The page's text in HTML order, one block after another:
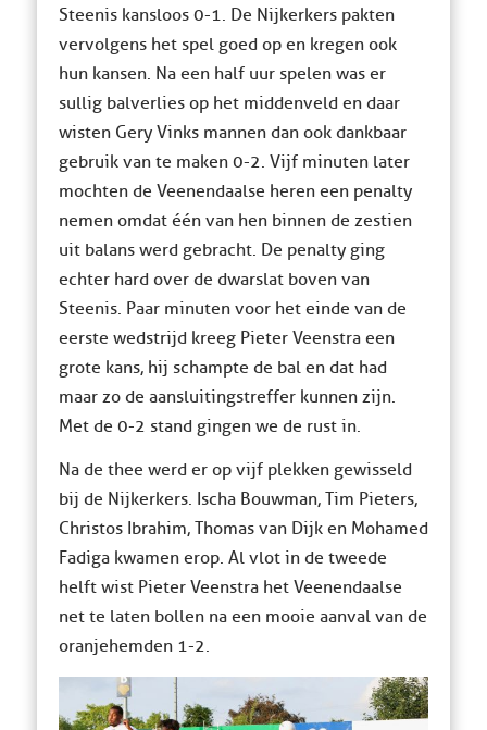
Steenis kansloos 0-1. De Nijkerkers pakten
vervolgens het spel goed op en kregen ook
hun kansen. Na een half uur spelen was er
sullig balverlies op het middenveld en daar
wisten Gery Vinks mannen dan ook dankbaar
gebruik van te maken 0-2. Vijf minuten later
mochten de Veenendaalse heren een penalty
nemen omdat één van hen binnen de zestien
uit balans werd gebracht. De penalty ging
echter hard over de dwarslat boven van
Steenis. Paar minuten voor het einde van de
eerste wedstrijd kreeg Pieter Veenstra een
grote kans, hij schampte de bal en dat had
maar zo de aansluitingstreffer kunnen zijn.
Met de 0-2 stand gingen we de rust in.
Na de thee werd er op vijf plekken gewisseld
bij de Nijkerkers. Ischa Bouwman, Tim Pieters,
Christos Ibrahim, Thomas van Dijk en Mohamed
Fadiga kwamen erop. Al vlot in de tweede
helft wist Pieter Veenstra het Veenendaalse
net te laten bollen na een mooie aanval van de
oranjehemden 1-2.